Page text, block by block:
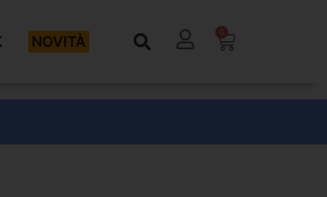
NOVITÀ
0